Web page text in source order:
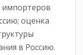
импортеров
оценка
в Россию.